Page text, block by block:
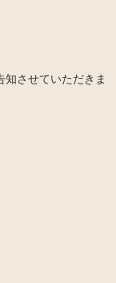
させていただきま